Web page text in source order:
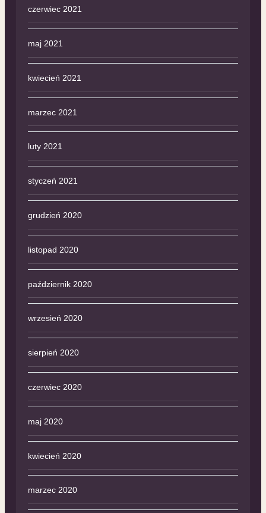
czerwiec 2021
maj 2021
kwiecień 2021
marzec 2021
luty 2021
styczeń 2021
grudzień 2020
listopad 2020
październik 2020
wrzesień 2020
sierpień 2020
czerwiec 2020
maj 2020
kwiecień 2020
marzec 2020